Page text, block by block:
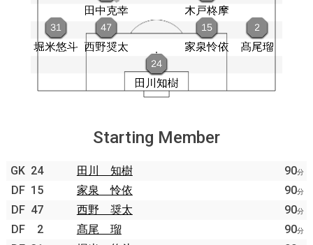
Starting Member
GK 24 田川 知樹 90分
DF 15 家泉 怜依 90分
DF 47 西野 奨太 90分
DF 2 髙尾 瑠 90分